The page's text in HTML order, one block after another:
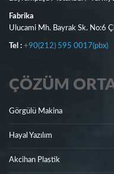
Fabrika
Ulucami Mh. Bayrak Sk. No:6
Tel : +90(212) 595 0017(pbx)
ÇÖZÜM
Görgülü Makina
Hayal Yazılım
Akcihan Plastik